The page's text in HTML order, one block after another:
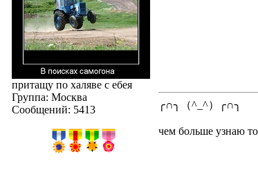
притащу по халяве с ебея
Группа: Москва
Сообщений: 5413 ╭∩╮（^_^）╭∩╮
чем больше узнаю